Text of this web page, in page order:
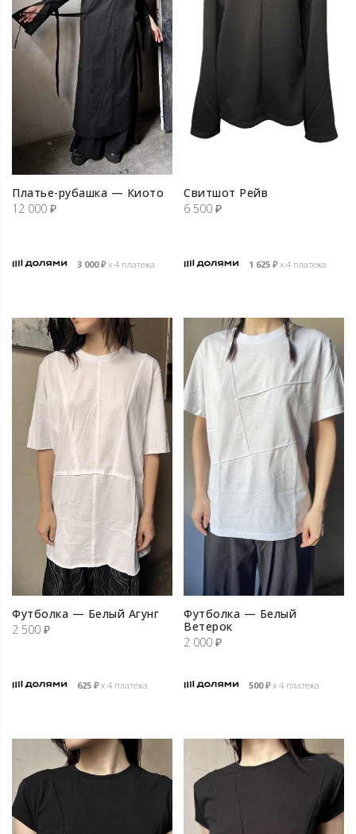
Платье-рубашка — Киото
12 000 ₽
3 000₽х 4 платежа
Свитшот Рейв
6 500 ₽
1 625 ₽х 4 платежа
Футболка — Белый Агунг
2 500 ₽
625 ₽х 4 платежа
Футболка — Белый
Ветерок
2 000 ₽
500₽х 4 платежа